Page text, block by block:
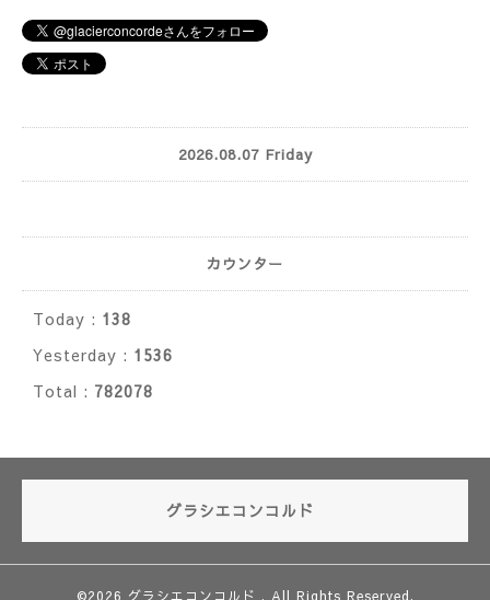
2026.08.07 Friday
カウンター
Today : 138
Yesterday : 1536
Total : 782078
グラシエコンコルド
©2026 グラシエコンコルド . All Rights Reserved.